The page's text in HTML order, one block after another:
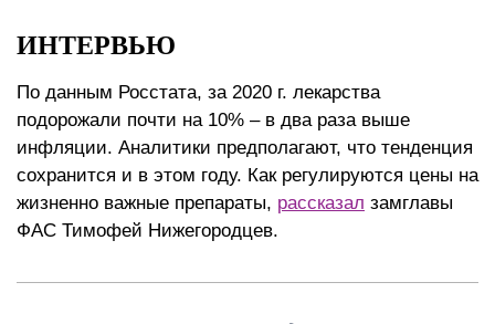
ИНТЕРВЬЮ
По данным Росстата, за 2020 г. лекарства
подорожали почти на 10% – в два раза выше
инфляции. Аналитики предполагают, что тенденция
сохранится и в этом году. Как регулируются цены на
жизненно важные препараты, рассказал замглавы
ФАС Тимофей Нижегородцев.